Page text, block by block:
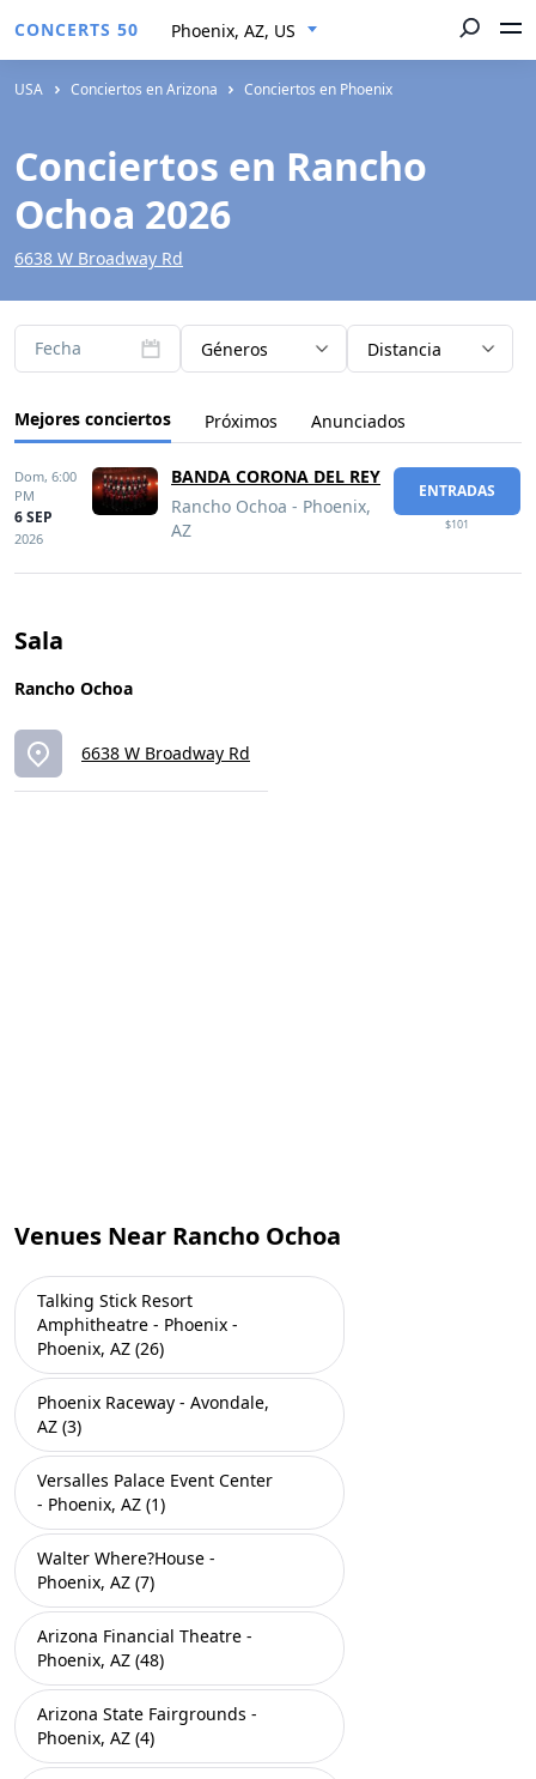
CONCERTS 50 Phoenix, AZ, US
USA Conciertos en Arizona Conciertos en Phoenix
Conciertos en Rancho
Ochoa 2026
6638 W Broadway Rd
Fecha Géneros Distancia
Mejores conciertos Próximos Anunciados
Dom, 6:00
PM
6 SEP
2026
BANDA CORONA DEL REY
Rancho Ochoa - Phoenix,
AZ
ENTRADAS
$101
Sala
Rancho Ochoa
6638 W Broadway Rd
Venues Near Rancho Ochoa
Talking Stick Resort
Amphitheatre - Phoenix -
Phoenix, AZ (26)
Phoenix Raceway - Avondale,
AZ (3)
Versalles Palace Event Center
- Phoenix, AZ (1)
Walter Where?House -
Phoenix, AZ (7)
Arizona Financial Theatre -
Phoenix, AZ (48)
Arizona State Fairgrounds -
Phoenix, AZ (4)